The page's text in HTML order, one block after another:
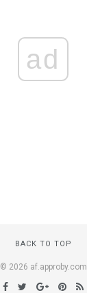
ad
BACK TO TOP
© 2026 af.approby.com